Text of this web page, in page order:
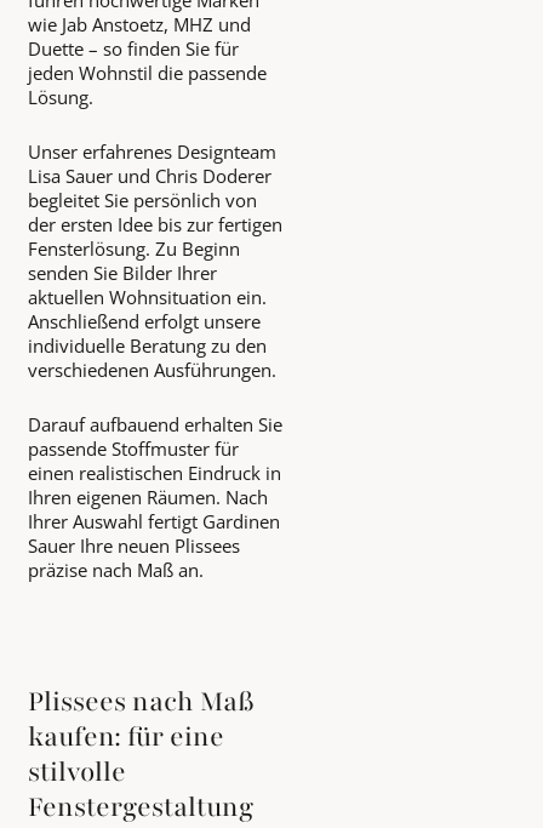
wie Jab Anstoetz, MHZ und
Duette – so finden Sie für
jeden Wohnstil die passende
Lösung.
Unser erfahrenes Designteam
Lisa Sauer und Chris Doderer
begleitet Sie persönlich von
der ersten Idee bis zur fertigen
Fensterlösung. Zu Beginn
senden Sie Bilder Ihrer
aktuellen Wohnsituation ein.
Anschließend erfolgt unsere
individuelle Beratung zu den
verschiedenen Ausführungen.
Darauf aufbauend erhalten Sie
passende Stoffmuster für
einen realistischen Eindruck in
Ihren eigenen Räumen. Nach
Ihrer Auswahl fertigt Gardinen
Sauer Ihre neuen Plissees
präzise nach Maß an.
Plissees nach Maß
kaufen: für eine
stilvolle
Fenstergestaltung